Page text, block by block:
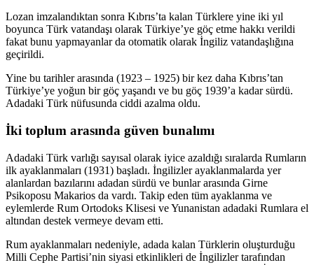
Lozan imzalandıktan sonra Kıbrıs’ta kalan Türklere yine iki yıl
boyunca Türk vatandaşı olarak Türkiye’ye göç etme hakkı verildi
fakat bunu yapmayanlar da otomatik olarak İngiliz vatandaşlığına
geçirildi.
Yine bu tarihler arasında (1923 – 1925) bir kez daha Kıbrıs’tan
Türkiye’ye yoğun bir göç yaşandı ve bu göç 1939’a kadar sürdü.
Adadaki Türk nüfusunda ciddi azalma oldu.
İki toplum arasında güven bunalımı
Adadaki Türk varlığı sayısal olarak iyice azaldığı sıralarda Rumların
ilk ayaklanmaları (1931) başladı. İngilizler ayaklanmalarda yer
alanlardan bazılarını adadan sürdü ve bunlar arasında Girne
Psikoposu Makarios da vardı. Takip eden tüm ayaklanma ve
eylemlerde Rum Ortodoks Klisesi ve Yunanistan adadaki Rumlara el
altından destek vermeye devam etti.
Rum ayaklanmaları nedeniyle, adada kalan Türklerin oluşturduğu
Milli Cephe Partisi’nin siyasi etkinlikleri de İngilizler tarafından